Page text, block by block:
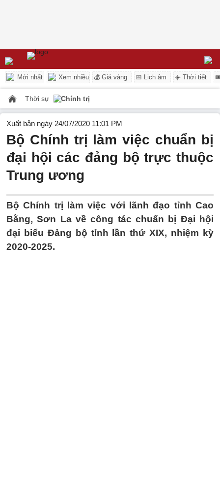
Mới nhất Xem nhiều 💰 Giá vàng 📅 Lịch âm ☀️ Thời tiết
Thời sự Chính trị
Xuất bản ngày 24/07/2020 11:01 PM
Bộ Chính trị làm việc chuẩn bị
đại hội các đảng bộ trực thuộc
Trung ương
Bộ Chính trị làm việc với lãnh đạo tỉnh Cao
Bằng, Sơn La về công tác chuẩn bị Đại hội
đại biểu Đảng bộ tỉnh lần thứ XIX, nhiệm kỳ
2020-2025.